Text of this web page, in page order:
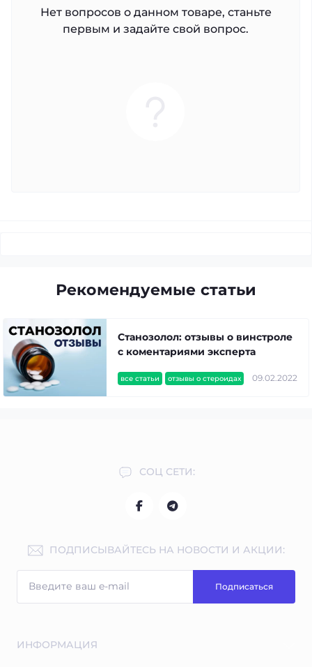
Нет вопросов о данном товаре, станьте
первым и задайте свой вопрос.
Рекомендуемые статьи
все статьи отзывы о стероидах 09.02.2022
Станозолол: отзывы о винстроле
с коментариями эксперта
СОЦ СЕТИ:
ПОДПИСЫВАЙТЕСЬ НА НОВОСТИ И АКЦИИ:
Подписаться
ИНФОРМАЦИЯ